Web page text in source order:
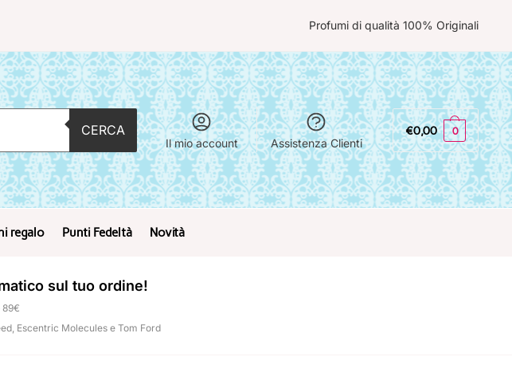
Profumi di qualità 100% Originali
CERCA
Il mio account Assistenza Clienti
€0,00 0
regalo Punti Fedeltà Novità
sul tuo ordine!
89€
Escentric Molecules e Tom Ford